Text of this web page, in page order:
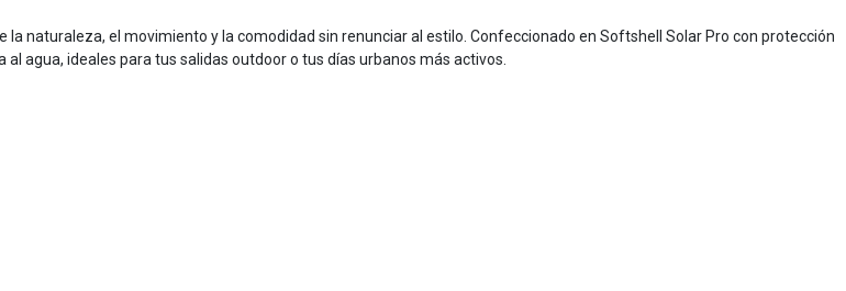
naturaleza, el movimiento y la comodidad sin renunciar al estilo. Confeccionado en Softshell Solar Pro con protección
agua, ideales para tus salidas outdoor o tus días urbanos más activos.